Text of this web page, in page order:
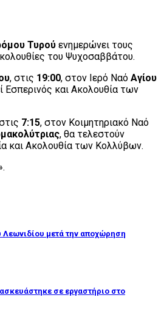
Τυρού ενημερώνει τους
του Ψυχοσαββάτου.
, στις 19:00, στον Ιερό Ναό Αγίου
Εσπερινός και Ακολουθία των
7:15, στον Κοιμητηριακό Ναό
, θα τελεστούν
και Ακολουθία των Κολλύβων.
Λεωνιδίου μετά την αποχώρηση
σε εργαστήριο στο